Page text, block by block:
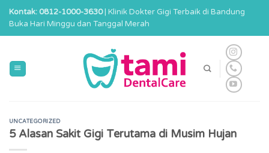
Skip
content
Kontak: 0812-1000-3630| Klinik Dokter Gigi Terbaik di Bandung
Buka Hari Minggu dan Tanggal Merah
UNCATEGORIZED
5 Alasan Sakit Gigi Terutama di Musim Hujan